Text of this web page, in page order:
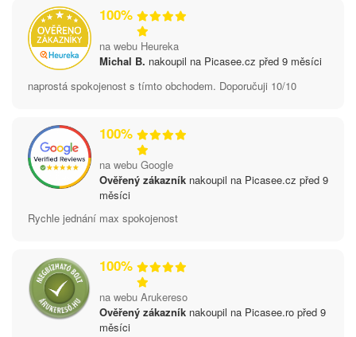
100%
na webu Heureka
Michal B. nakoupil na Picasee.cz před 9 měsíci
naprostá spokojenost s tímto obchodem. Doporučuji 10/10
100%
na webu Google
Ověřený zákazník nakoupil na Picasee.cz před 9
měsíci
Rychle jednání max spokojenost
100%
na webu Arukereso
Ověřený zákazník nakoupil na Picasee.ro před 9
měsíci